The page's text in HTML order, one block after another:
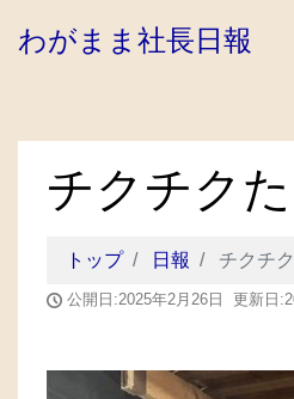
わがまま社長日報
チクチクた
トップ 日報 チクチ
公開日:2025年2月26日 更新日